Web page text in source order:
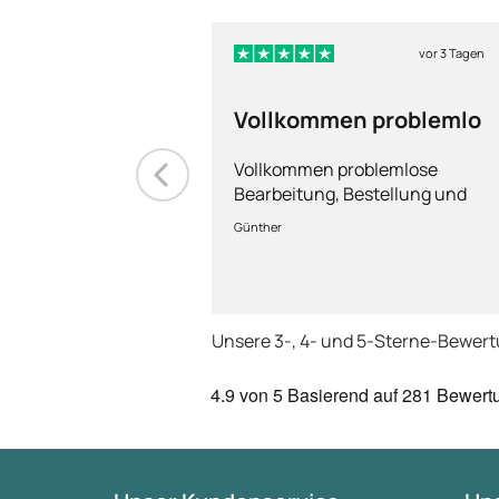
vor 3 Tagen
Vollkommen problemlo
Vollkommen problemlose
Bearbeitung, Bestellung und
Lieferung
Günther
Unsere 3-, 4- und 5-Sterne-
4.9 von 5 Basierend auf281